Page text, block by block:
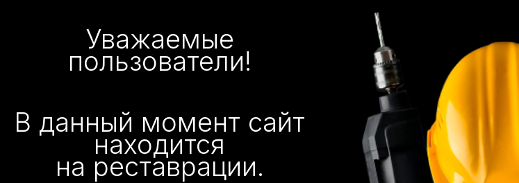
Уважаемые
пользователи!
В данный момент сайт
находится
на реставрации.